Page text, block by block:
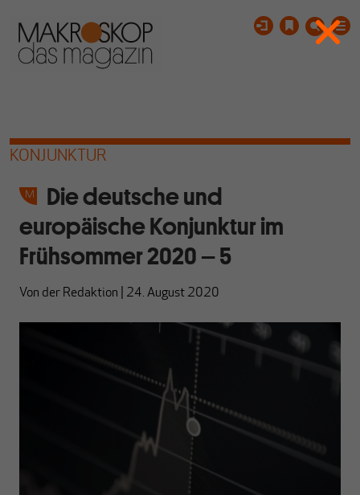
KONJUNKTUR
Die deutsche und
europäische Konjunktur im
Frühsommer 2020 – 5
Von der Redaktion 24. August 2020